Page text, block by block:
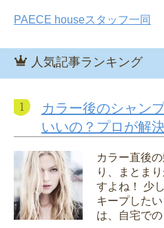
PAECE houseスタッフ一同
人気記事ランキング
カラー後のシャン
いいの？プロが解
カラー直後
り、まとま
すよね！ 少
キープした
は、自宅での